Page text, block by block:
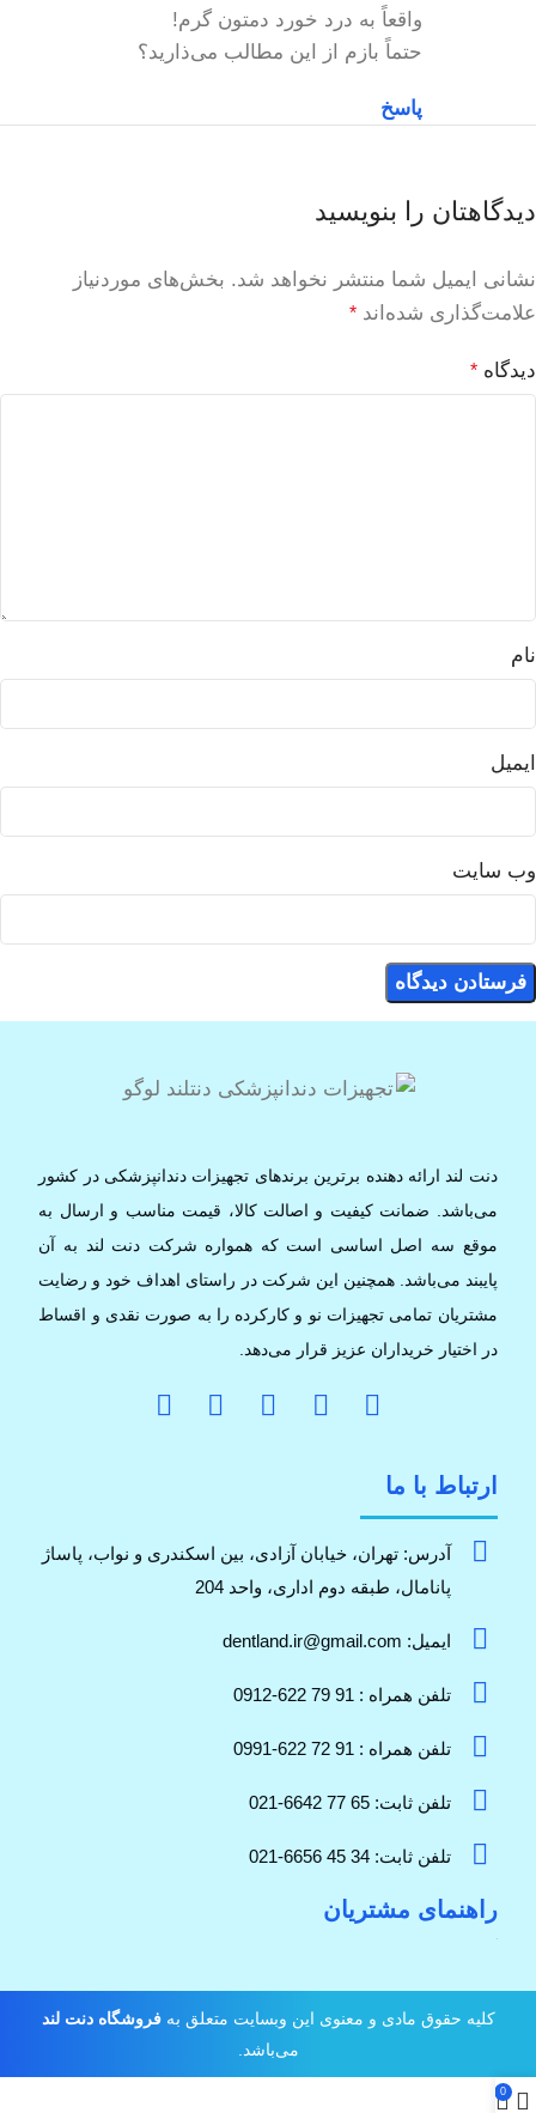
واقعاً به درد خورد دمتون گرم!
حتماً بازم از این مطالب می‌ذارید؟
پاسخ
دیدگاهتان را بنویسید
نشانی ایمیل شما منتشر نخواهد شد. بخش‌های موردنیاز
علامت‌گذاری شده‌اند *
دیدگاه *
نام
ایمیل
وب‌ سایت
دنت لند ارائه دهنده برترین برندهای تجهیزات دندانپزشکی در کشور
می‌باشد. ضمانت کیفیت و اصالت کالا، قیمت مناسب و ارسال به
موقع سه اصل اساسی است که همواره شرکت دنت لند به آن
پایبند می‌باشد. همچنین این شرکت در راستای اهداف خود و رضایت
مشتریان تمامی تجهیزات نو و کارکرده را به صورت نقدی و اقساط
در اختیار خریداران عزیز قرار می‌دهد.
ارتباط با ما
آدرس: تهران، خیابان آزادی، بین اسکندری و نواب، پاساژ
پانامال، طبقه دوم اداری، واحد 204
ایمیل: dentland.ir@gmail.com
تلفن همراه : 91 79 622-0912
تلفن همراه : 91 72 622-0991
تلفن ثابت: 65 77 6642-021
تلفن ثابت: 34 45 6656-021
راهنمای مشتریان
کلیه حقوق مادی و معنوی این وبسایت متعلق بهفروشگاه دنت لند
می‌باشد.
0